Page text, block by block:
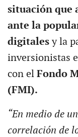
situación que
ante la
digitalesy la
inversionistas
con elFondo
(FMI).
“En medio de
correlación de